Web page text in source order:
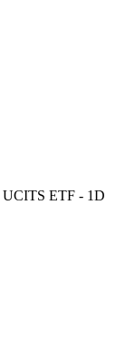
UCITS ETF - 1D